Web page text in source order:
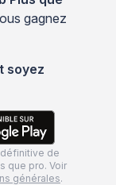
gagnez
soyez
de
que pro. Voir
générales.